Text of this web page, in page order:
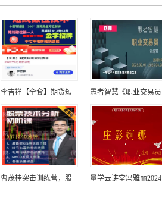
李吉祥【全套】期货短 愚者智慧《职业交易员
曹茂桂突击训练营，股 量学云讲堂冯雅丽2024